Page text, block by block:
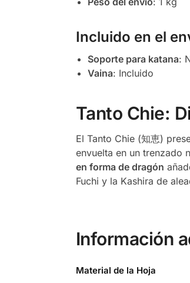
Incluido en el
Soporte para katana:
Vaina: Incluido
Tanto Chie:
El Tanto Chie (知恵)
envuelta en un trenzado
en forma de dragón
Fuchi y la Kashira de
Información
Material de la Hoja